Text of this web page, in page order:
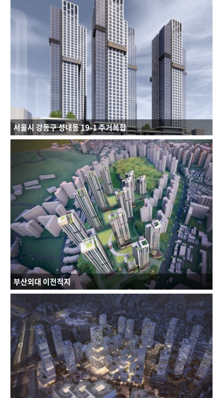
연면적 : 198,400.05㎡
규모 : B6F - 49F
건축용도 : 공동주택, 근린생활시설
연면적 : 237,113.41㎡
규모 : B8F - 43F
건축용도 : 공동주택, 업무시설, 판매시설, 문화집회시설
서울시 강동구 성내동 19-1 주거복합
연면적 : 425,495.88㎡
규모 : B3F - 49F
건축용도 : 공동주택, 근린생활시설
부산외대 이전적지